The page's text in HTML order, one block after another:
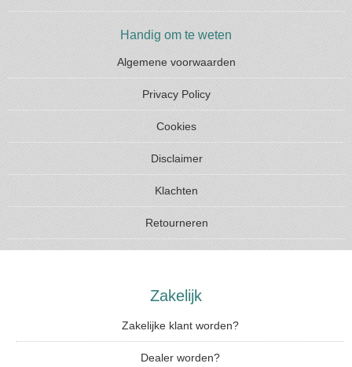
Handig om te weten
Algemene voorwaarden
Privacy Policy
Cookies
Disclaimer
Klachten
Retourneren
Zakelijk
Zakelijke klant worden?
Dealer worden?